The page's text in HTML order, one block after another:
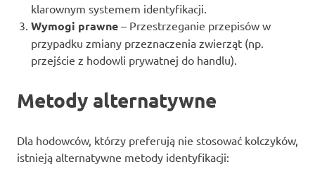
klarownym systemem identyfikacji.
Wymogi prawne – Przestrzeganie przepisów w
przypadku zmiany przeznaczenia zwierząt (np.
przejście z hodowli prywatnej do handlu).
Metody alternatywne
Dla hodowców, którzy preferują nie stosować kolczyków,
istnieją alternatywne metody identyfikacji: